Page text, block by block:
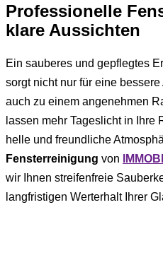
Professionelle
klare Aussichten
Ein sauberes und gepflegtes
sorgt nicht nur für eine
auch zu einem angenehmen
lassen mehr Tageslicht in Ihre
helle und freundliche
Fensterreinigung von
wir Ihnen streifenfreie
langfristigen Werterhalt Ihrer